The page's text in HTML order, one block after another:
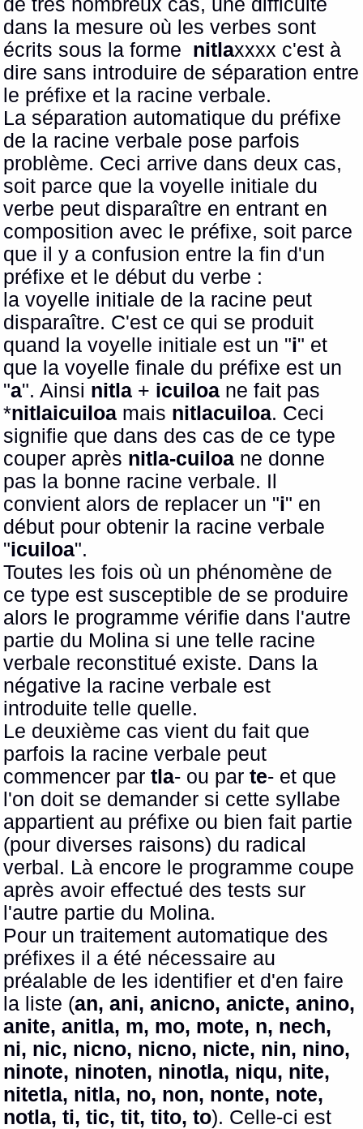
de très nombreux cas, une difficulté
dans la mesure où les verbes sont
écrits sous la forme nitlaxxxx c'est à
dire sans introduire de séparation entre
le préfixe et la racine verbale.
La séparation automatique du préfixe
de la racine verbale pose parfois
problème. Ceci arrive dans deux cas,
soit parce que la voyelle initiale du
verbe peut disparaître en entrant en
composition avec le préfixe, soit parce
que il y a confusion entre la fin d'un
préfixe et le début du verbe :
la voyelle initiale de la racine peut
disparaître. C'est ce qui se produit
quand la voyelle initiale est un "i" et
que la voyelle finale du préfixe est un
"a". Ainsi nitla + icuiloa ne fait pas
*nitlaicuiloa mais nitlacuiloa. Ceci
signifie que dans des cas de ce type
couper après nitla-cuiloa ne donne
pas la bonne racine verbale. Il
convient alors de replacer un "i" en
début pour obtenir la racine verbale
"icuiloa".
Toutes les fois où un phénomène de
ce type est susceptible de se produire
alors le programme vérifie dans l'autre
partie du Molina si une telle racine
verbale reconstitué existe. Dans la
négative la racine verbale est
introduite telle quelle.
Le deuxième cas vient du fait que
parfois la racine verbale peut
commencer partla- ou parte- et que
l'on doit se demander si cette syllabe
appartient au préfixe ou bien fait partie
(pour diverses raisons) du radical
verbal. Là encore le programme coupe
après avoir effectué des tests sur
l'autre partie du Molina.
Pour un traitement automatique des
préfixes il a été nécessaire au
préalable de les identifier et d'en faire
la liste (an, ani, anicno, anicte, anino,
anite, anitla, m, mo, mote, n, nech,
ni, nic, nicno, nicno, nicte, nin, nino,
ninote, ninoten, ninotla, niqu, nite,
nitetla, nitla, no, non, nonte, note,
notla, ti, tic, tit, tito, to). Celle-ci est